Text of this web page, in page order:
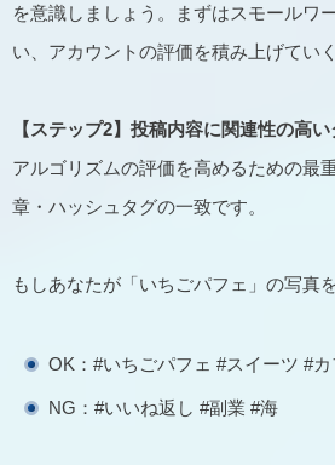
を意識しましょう。まずはスモールワ
い、アカウントの評価を積み上げてい
【ステップ2】投稿内容に関連性の高
アルゴリズムの評価を高めるための最
章・ハッシュタグの一致です。
もしあなたが「いちごパフェ」の写真
OK：#いちごパフェ #スイーツ #カ
NG：#いいね返し #副業 #海